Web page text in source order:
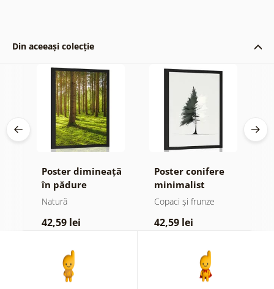
Din aceeași colecție
Poster dimineață
în pădure
Natură
42,59 lei
Poster conifere
minimalist
Copaci și frunze
42,59 lei